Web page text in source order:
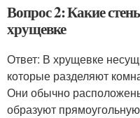
Вопрос 2: Какие
хрущевке
Ответ: В хрущевке
которые разделяют
Они обычно
образуют